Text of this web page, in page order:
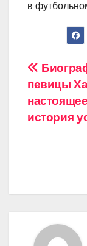
в
по
певицы
история